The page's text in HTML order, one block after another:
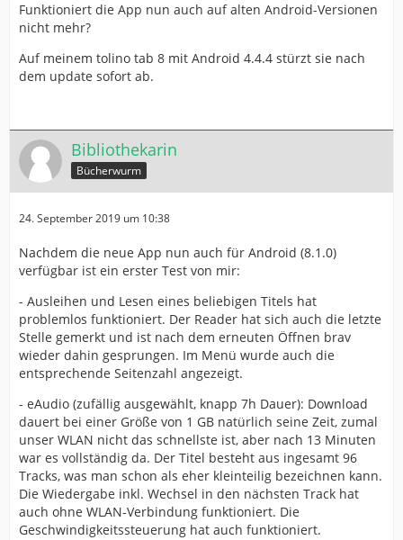
Funktioniert die App nun auch auf alten Android-Versionen
nicht mehr?
Auf meinem tolino tab 8 mit Android 4.4.4 stürzt sie nach
dem update sofort ab.
Bibliothekarin
Bücherwurm
24. September 2019 um 10:38
Nachdem die neue App nun auch für Android (8.1.0)
verfügbar ist ein erster Test von mir:
- Ausleihen und Lesen eines beliebigen Titels hat
problemlos funktioniert. Der Reader hat sich auch die letzte
Stelle gemerkt und ist nach dem erneuten Öffnen brav
wieder dahin gesprungen. Im Menü wurde auch die
entsprechende Seitenzahl angezeigt.
- eAudio (zufällig ausgewählt, knapp 7h Dauer): Download
dauert bei einer Größe von 1 GB natürlich seine Zeit, zumal
unser WLAN nicht das schnellste ist, aber nach 13 Minuten
war es vollständig da. Der Titel besteht aus ingesamt 96
Tracks, was man schon als eher kleinteilig bezeichnen kann.
Die Wiedergabe inkl. Wechsel in den nächsten Track hat
auch ohne WLAN-Verbindung funktioniert. Die
Geschwindigkeitssteuerung hat auch funktioniert.